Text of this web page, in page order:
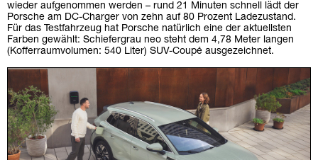
wieder aufgenommen werden – rund 21 Minuten schnell lädt der
Porsche am DC-Charger von zehn auf 80 Prozent Ladezustand.
Für das Testfahrzeug hat Porsche natürlich eine der aktuellsten
Farben gewählt: Schiefergrau neo steht dem 4,78 Meter langen
(Kofferraumvolumen: 540 Liter) SUV-Coupé ­ausgezeichnet.